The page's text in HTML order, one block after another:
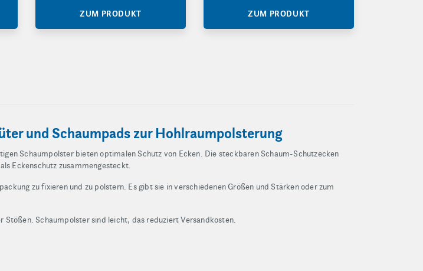
ZUM PRODUKT ZUM PRODUKT
und Schaumpads zur Hohlraumpolsterung
Schaumpolster bieten optimalen Schutz von Ecken. Die steckbaren Schaum-Schutzecken
Eckenschutz zusammengesteckt.
zu fixieren und zu polstern. Es gibt sie in verschiedenen Größen und Stärken oder zum
Stößen. Schaumpolster sind leicht, das reduziert Versandkosten.